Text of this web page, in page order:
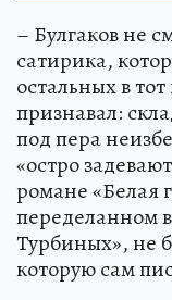
– Булгаков не
сатирика,
остальных в
признавал:
под пера
«остро
романе «Белая
переделанном
Турбиных», не
которую сам